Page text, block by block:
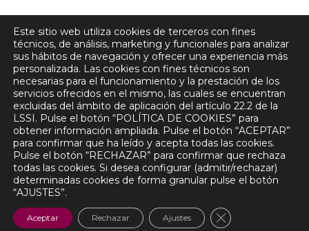
Centro de Andalucía. Lucena,
Córdoba
Aviso Legal
Política de Privacidad
Política de Cookies
Copyright © 2026 MIRIAN ROMERO | Powered by MIRIAN
ROMERO
Este sitio web utiliza cookies de terceros con fines
técnicos, de análisis, marketing y funcionales para analizar
sus hábitos de navegación y ofrecer una experiencia más
personalizada. Las cookies con fines técnicos son
necesarias para el funcionamiento y la prestación de los
servicios ofrecidos en el mismo, las cuales se encuentran
excluidas del ámbito de aplicación del artículo 22.2 de la
LSSI. Pulse el botón “POLÍTICA DE COOKIES” para
obtener información ampliada. Pulse el botón “ACEPTAR”
para confirmar que ha leído y acepta todas las cookies.
Pulse el botón “RECHAZAR” para confirmar que rechaza
todas las cookies. Si desea configurar (admitir/rechazar)
determinadas cookies de forma granular pulse el botón
“AJUSTES”.
Aceptar Rechazar Ajustes CERRAR EL